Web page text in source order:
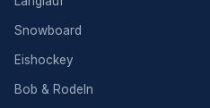
Snowboard
Eishockey
Bob & Rodeln